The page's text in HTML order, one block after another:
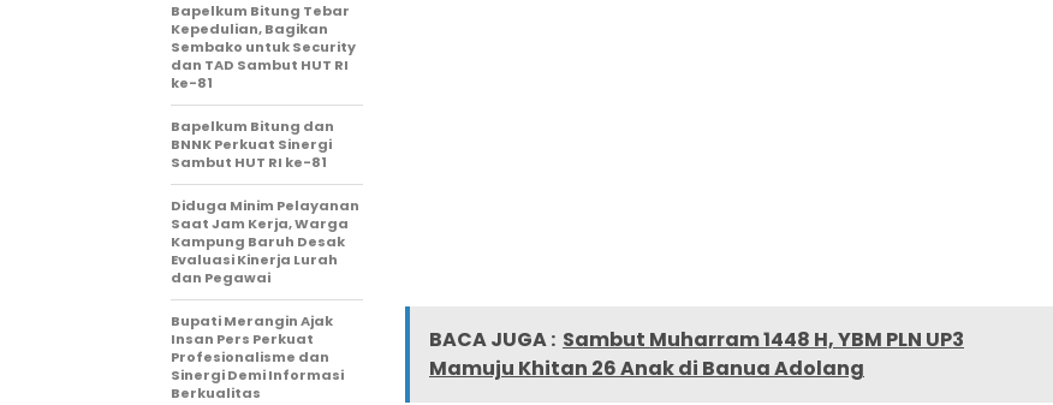
BACA JUGA : Sambut Muharram 1448 H, YBM PLN UP3
Mamuju Khitan 26 Anak di Banua Adolang
Bapelkum Bitung Tebar
Kepedulian, Bagikan
Sembako untuk Security
dan TAD Sambut HUT RI
ke-81
Bapelkum Bitung dan
BNNK Perkuat Sinergi
Sambut HUT RI ke-81
Diduga Minim Pelayanan
Saat Jam Kerja, Warga
Kampung Baruh Desak
Evaluasi Kinerja Lurah
dan Pegawai
Bupati Merangin Ajak
Insan Pers Perkuat
Profesionalisme dan
Sinergi Demi Informasi
Berkualitas